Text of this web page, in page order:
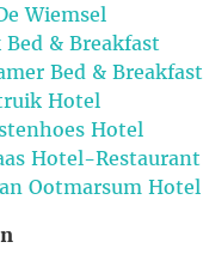
Wiemsel
& Breakfast
Bed & Breakfast
Hotel
Hotel
Hotel-Restaurant
Ootmarsum Hotel